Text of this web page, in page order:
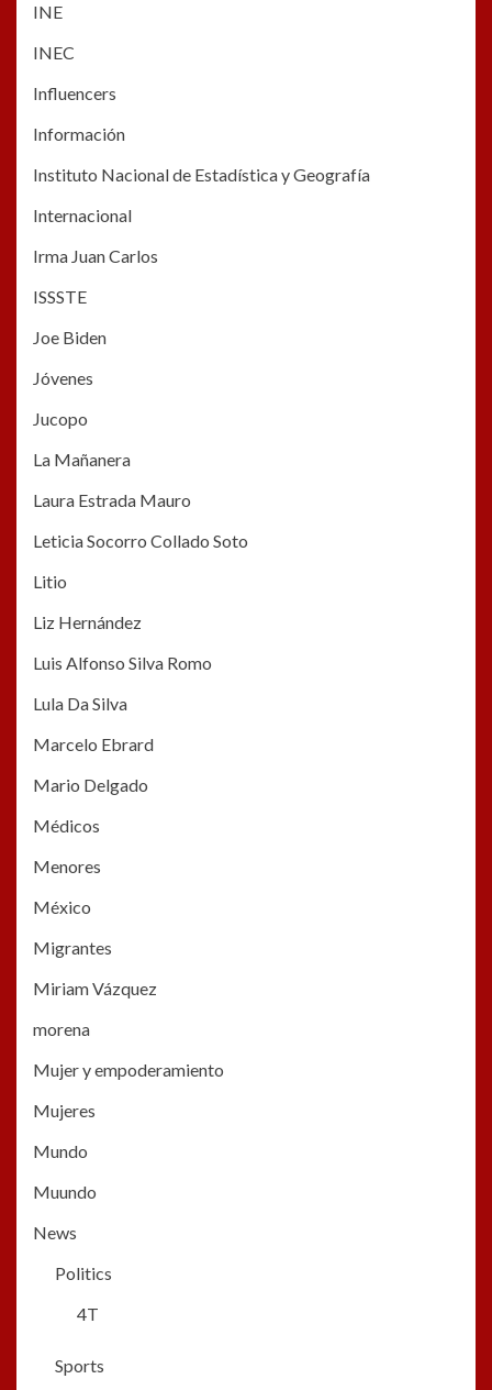
INE
INEC
Influencers
Información
Instituto Nacional de Estadística y Geografía
Internacional
Irma Juan Carlos
ISSSTE
Joe Biden
Jóvenes
Jucopo
La Mañanera
Laura Estrada Mauro
Leticia Socorro Collado Soto
Litio
Liz Hernández
Luis Alfonso Silva Romo
Lula Da Silva
Marcelo Ebrard
Mario Delgado
Médicos
Menores
México
Migrantes
Miriam Vázquez
morena
Mujer y empoderamiento
Mujeres
Mundo
Muundo
News
Politics
4T
Sports